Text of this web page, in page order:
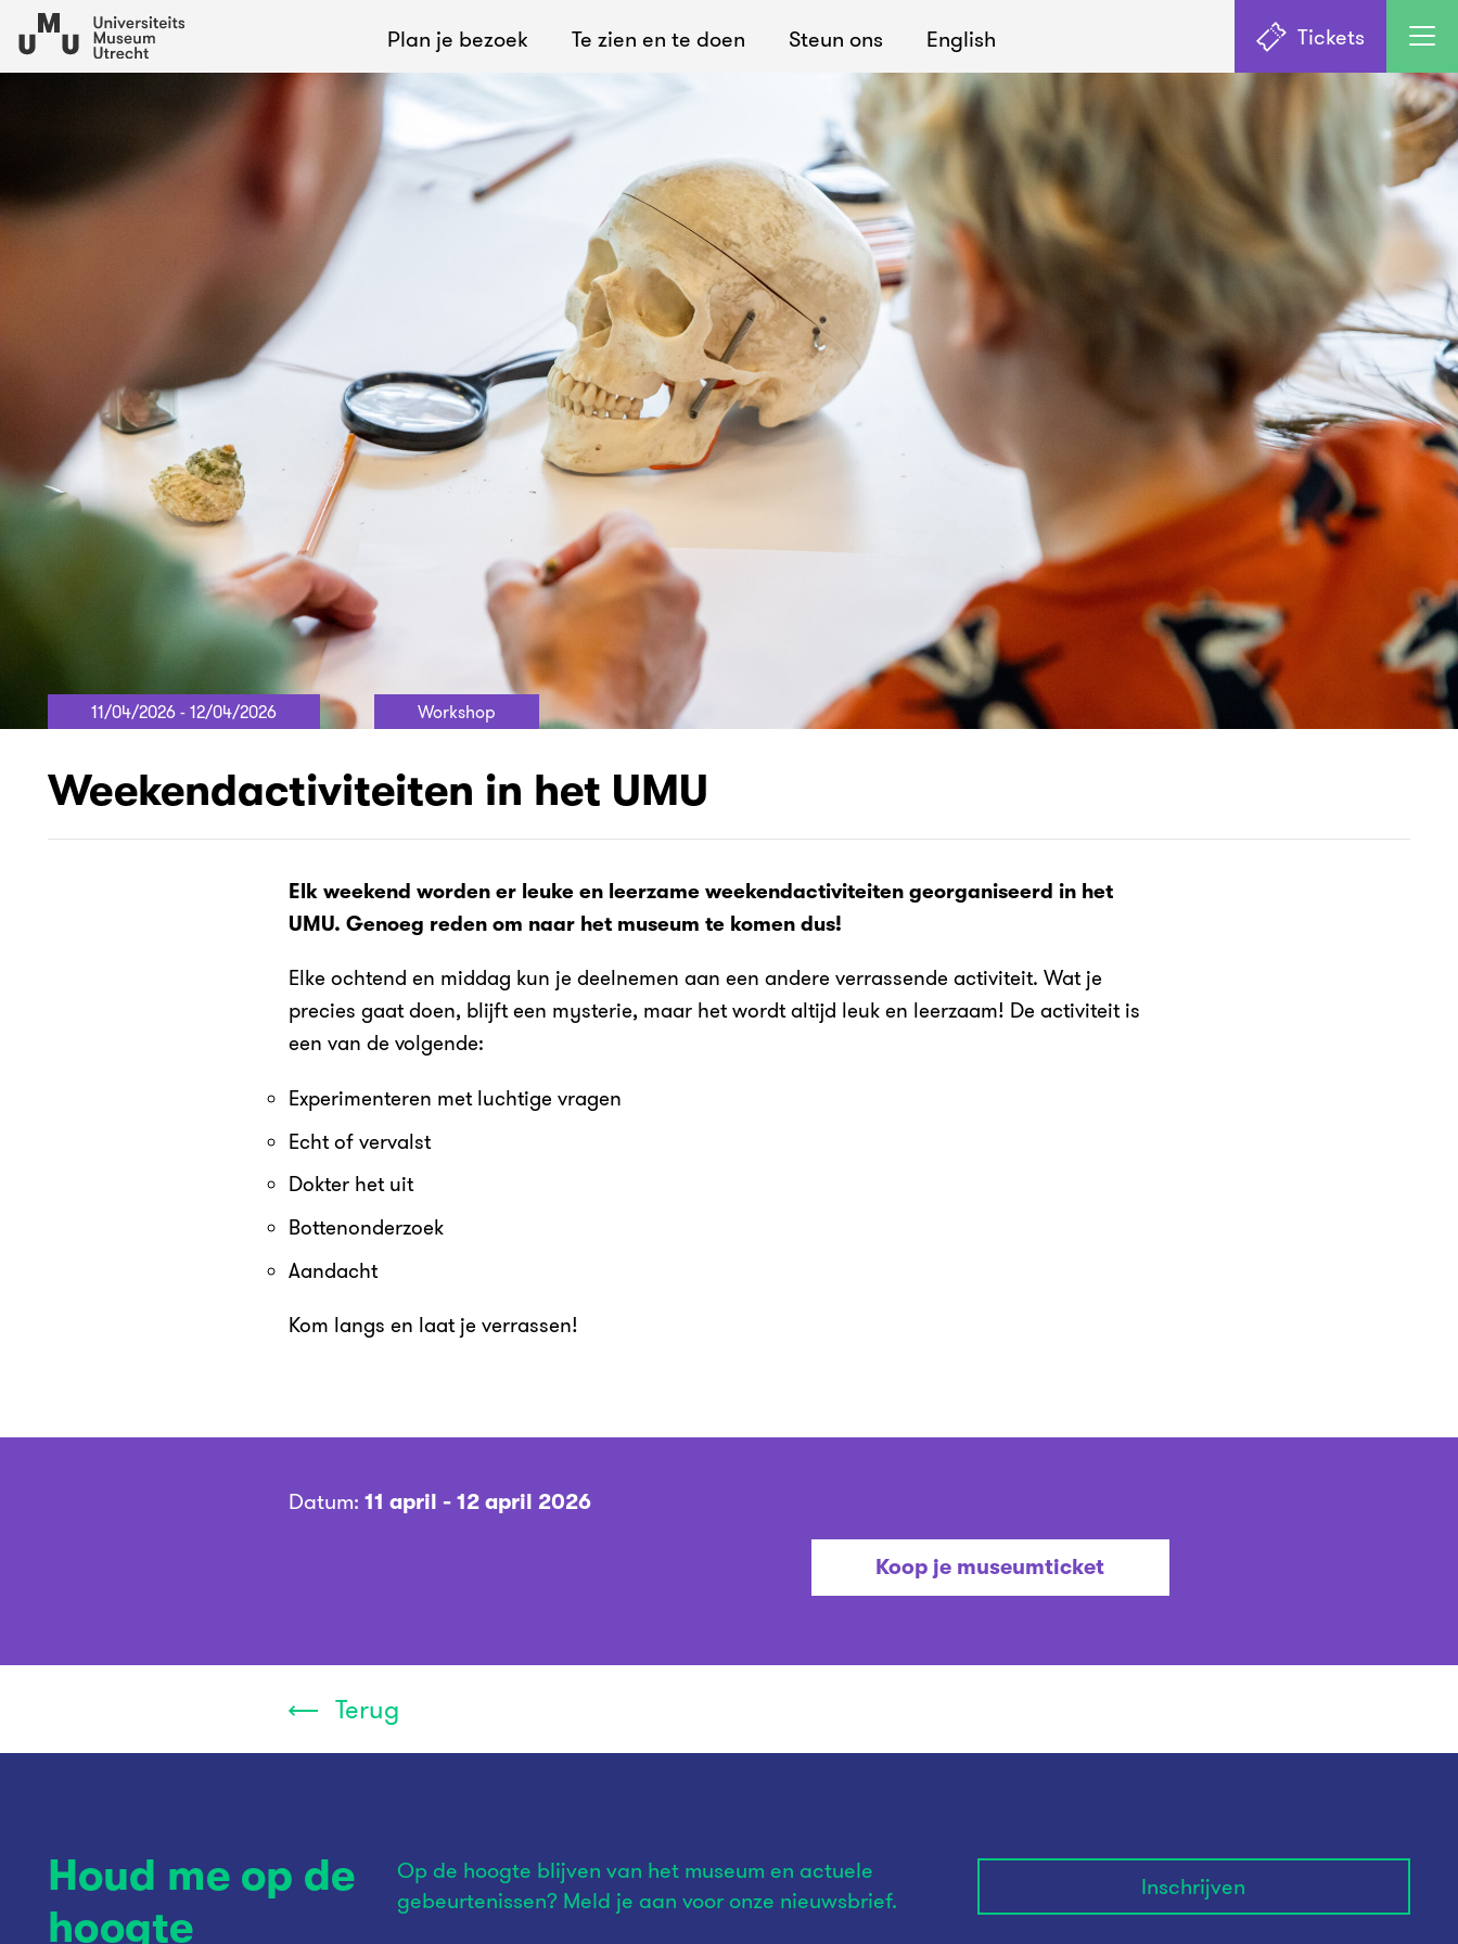
Plan je bezoek Te zien en te doen Steun ons English Tickets
11/04/2026 - 12/04/2026 Workshop
Weekendactiviteiten in het UMU
Elk weekend worden er leuke en leerzame weekendactiviteiten georganiseerd in het
UMU. Genoeg reden om naar het museum te komen dus!
Elke ochtend en middag kun je deelnemen aan een andere verrassende activiteit. Wat je
precies gaat doen, blijft een mysterie, maar het wordt altijd leuk en leerzaam! De activiteit is
een van de volgende:
Experimenteren met luchtige vragen
Echt of vervalst
Dokter het uit
Bottenonderzoek
Aandacht
Kom langs en laat je verrassen!
Datum:11 april - 12 april 2026
Koop je museumticket
Terug
Houd me op de
hoogte
Op de hoogte blijven van het museum en actuele
gebeurtenissen? Meld je aan voor onze nieuwsbrief.
Inschrijven